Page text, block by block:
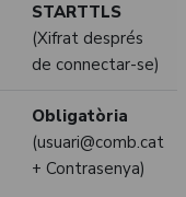
STARTTLS
(Xifrat després
de connectar-se)
Obligatòria
(usuari@comb.cat
+ Contrasenya)